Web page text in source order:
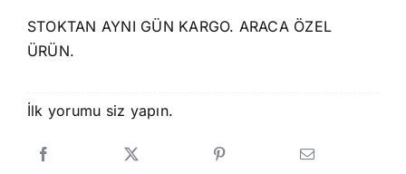
2009-
3D
Havuzu
STOKTAN AYNI GÜN KARGO. ARACA ÖZEL
ÜRÜN.
İlk yorumu siz yapın.